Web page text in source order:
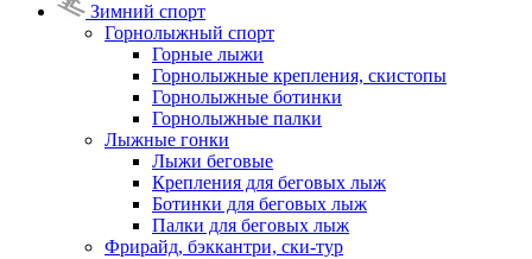
Зимний спорт
Горнолыжный спорт
Горные лыжи
Горнолыжные крепления, скистопы
Горнолыжные ботинки
Горнолыжные палки
Лыжные гонки
Лыжи беговые
Крепления для беговых лыж
Ботинки для беговых лыж
Палки для беговых лыж
Фрирайд, бэккантри, ски-тур